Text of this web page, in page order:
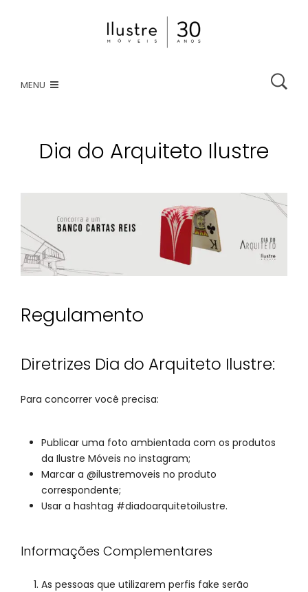
MENU
Dia do Arquiteto Ilustre
Regulamento
Diretrizes Dia do Arquiteto Ilustre:
Para concorrer você precisa:
Publicar uma foto ambientada com os produtos
da Ilustre Móveis no instagram;
Marcar a @ilustremoveis no produto
correspondente;
Usar a hashtag #diadoarquitetoilustre.
Informações Complementares
As pessoas que utilizarem perfis fake serão
CONTATO